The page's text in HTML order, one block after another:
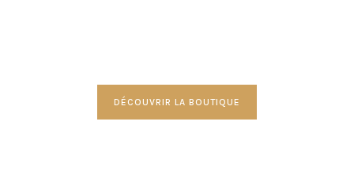
DÉCOUVRIR LA BOUTIQUE